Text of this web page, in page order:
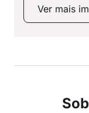
Ver mais